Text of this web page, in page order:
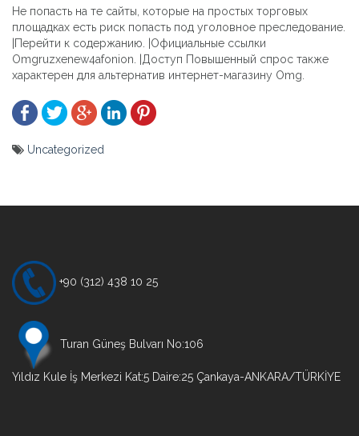
Не попасть на те сайты, которые на простых торговых
площадках есть риск попасть под уголовное преследование.
|Перейти к содержанию. |Официальные ссылки
Omgruzxenew4afonion. |Доступ Повышенный спрос также
характерен для альтернатив интернет-магазину Omg.
Uncategorized
+90 (312) 438 10 25
Turan Güneş Bulvarı No:106
Yıldız Kule İş Merkezi Kat:5 Daire:25 Çankaya-ANKARA/TÜRKİYE